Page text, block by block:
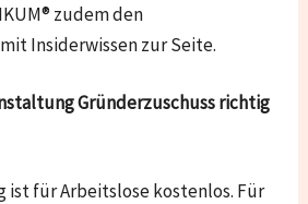
zudem den
Insiderwissen zur Seite.
Gründerzuschuss richtig
ist für Arbeitslose kostenlos. Für